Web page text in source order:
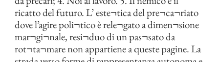
ricatto del futuro. L’ este¬tica del pre¬ca¬riato
dove l’agire poli¬tico è rele¬gato a dimen¬sione
mar¬gi¬nale, resi¬duo di un pas¬sato da
rot¬ta¬mare non appartiene a queste pagine. La